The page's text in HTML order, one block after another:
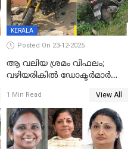
KERALA
Posted On 23-12-2025
ആ വലിയ ശ്രമം വിഫലം;
വഴിയരികില്‍ ‌ഡോക്ടര്‍മാര്‍
മരണത്തിന് കീഴടങ്ങി
1 Min Read View All